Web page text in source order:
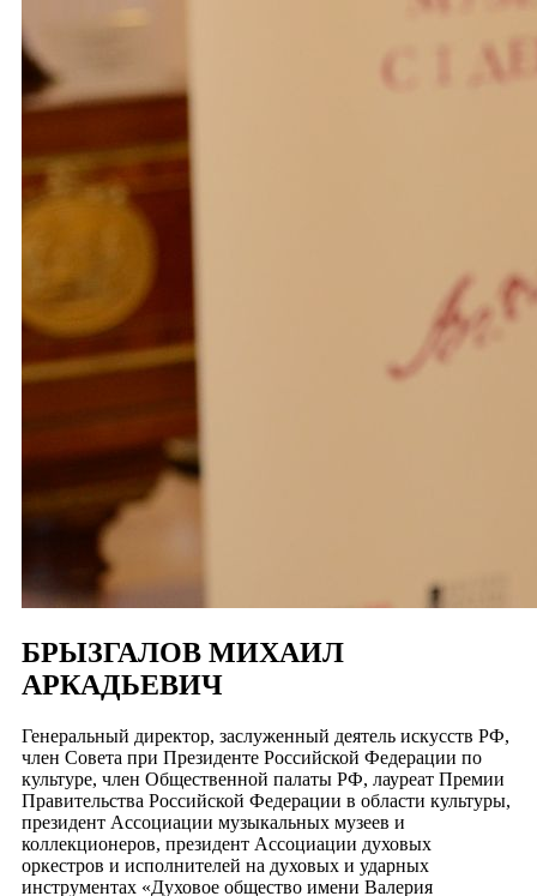
БРЫЗГАЛОВ МИХАИЛ
АРКАДЬЕВИЧ
Генеральный директор, заслуженный деятель искусств РФ,
член Совета при Президенте Российской Федерации по
культуре, член Общественной палаты РФ, лауреат Премии
Правительства Российской Федерации в области культуры,
президент Ассоциации музыкальных музеев и
коллекционеров, президент Ассоциации духовых
оркестров и исполнителей на духовых и ударных
инструментах «Духовое общество имени Валерия